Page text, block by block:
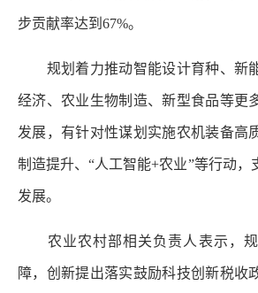
步贡献率达到67%。
规划着力推动智能设计育种、新
经济、农业生物制造、新型食品等更
发展，有针对性谋划实施农机装备高
制造提升、“人工智能+农业”等行动，
发展。
农业农村部相关负责人表示，规
障，创新提出落实鼓励科技创新税收